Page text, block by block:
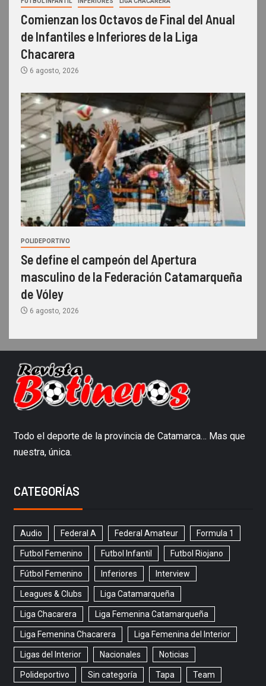
Comienzan los Octavos de Final del Anual
de Infantiles e Inferiores de la Liga
Chacarera
6 agosto, 2026
POLIDEPORTIVO
Se define el campeón del Apertura
masculino de la Federación Catamarqueña
de Vóley
6 agosto, 2026
Todo el deporte de la provincia de Catamarca… Mas que
nuestra, única.
CATEGORÍAS
Audio Federal A Federal Amateur Formula 1
Futbol Femenino Futbol Infantil Futbol Riojano
Fútbol Femenino Inferiores Interview
Leagues & Clubs Liga Catamarqueña
Liga Chacarera Liga Femenina Catamarqueña
Liga Femenina Chacarera Liga Femenina del Interior
Ligas del Interior Nacionales Noticias
Polideportivo Sin categoría Tapa Team